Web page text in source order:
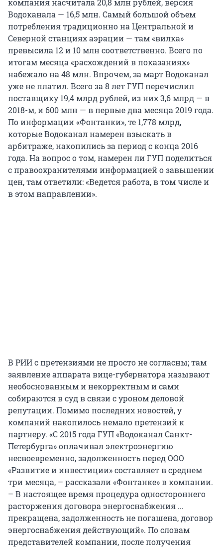
компания насчитала 20,8 млн рублей, версия
Водоканала — 16,5 млн. Самый большой объем
потребления традиционно на Центральной и
Северной станциях аэрации — там «вилка»
превысила 12 и 10 млн соответственно. Всего по
итогам месяца «расхождений в показаниях»
набежало на 48 млн. Впрочем, за март Водоканал
уже не платил. Всего за 8 лет ГУП перечислил
поставщику 19,4 млрд рублей, из них 3,6 млрд — в
2018-м, и 600 млн — в первые два месяца 2019 года.
По информации «Фонтанки», те 1,778 млрд,
которые Водоканал намерен взыскать в
арбитраже, накопились за период с конца 2016
года. На вопрос о том, намерен ли ГУП поделиться
с правоохранителями информацией о завышении
цен, там ответили: «Ведется работа, в том числе и
в этом направлении».
В РИИ с претензиями не просто не согласны; там
заявление аппарата вице-губернатора называют
необоснованным и некорректным и сами
собираются в суд в связи с уроном деловой
репутации. Помимо последних новостей, у
компаний накопилось немало претензий к
партнеру. «С 2015 года ГУП «Водоканал Санкт-
Петербурга» оплачивал электроэнергию
несвоевременно, задолженность перед ООО
«Развитие и инвестиции» составляет в среднем
три месяца, – рассказали «Фонтанке» в компании.
– В настоящее время процедура одностороннего
расторжения договора энергоснабжения ...
прекращена, задолженность не погашена, договор
энергоснабжения действующий». По словам
представителей компании, после получения